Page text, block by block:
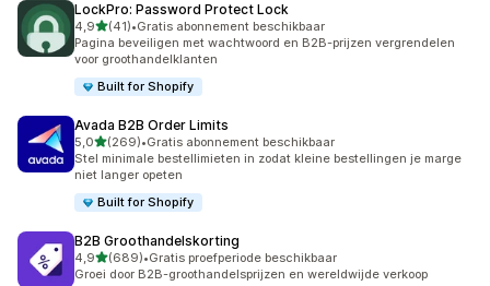
LockPro: Password Protect Lock
4,9van 5 sterren
(41)
41 recensies in totaal
•Gratis abonnement beschikbaar
Pagina beveiligen met wachtwoord en B2B-prijzen vergrendelen
voor groothandelklanten
Built for Shopify
Avada B2B Order Limits
5,0van 5 sterren
(269)
269 recensies in totaal
•Gratis abonnement beschikbaar
Stel minimale bestellimieten in zodat kleine bestellingen je marge
niet langer opeten
Built for Shopify
B2B Groothandelskorting
4,9van 5 sterren
(689)
689 recensies in totaal
•Gratis proefperiode beschikbaar
Groei door B2B-groothandelsprijzen en wereldwijde verkoop